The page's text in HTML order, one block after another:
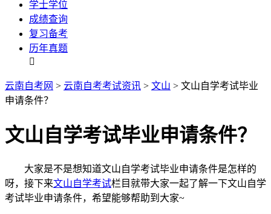
学士学位
成绩查询
复习备考
历年真题

云南自考网 > 云南自考考试资讯 > 文山 > 文山自学考试毕业
申请条件？
文山自学考试毕业申请条件？
大家是不是想知道文山自学考试毕业申请条件是怎样的
呀，接下来文山自学考试栏目就带大家一起了解一下文山自学
考试毕业申请条件，希望能够帮助到大家~